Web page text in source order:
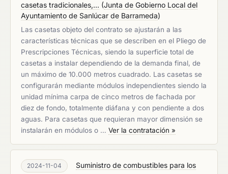
casetas tradicionales,... (Junta de Gobierno Local del
Ayuntamiento de Sanlúcar de Barrameda)
Las casetas objeto del contrato se ajustarán a las
características técnicas que se describen en el Pliego de
Prescripciones Técnicas, siendo la superficie total de
casetas a instalar dependiendo de la demanda final, de
un máximo de 10.000 metros cuadrado. Las casetas se
configurarán mediante módulos independientes siendo la
unidad mínima carpa de cinco metros de fachada por
diez de fondo, totalmente diáfana y con pendiente a dos
aguas. Para casetas que requieran mayor dimensión se
instalarán en módulos o … Ver la contratación »
2024-11-04
Suministro de combustibles para los